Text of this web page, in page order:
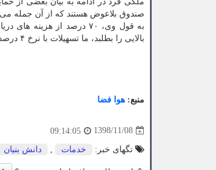
صندوق بلاعوض هستند كه از آن جمله می
به قول وی، ۷۰ درصد از
بالایی را بطلبد، ما تسهیلات با نرخ ۴ درصد در چارچوب وام تولید نمونه اولیه اعطا می نماییم.
منبع: هوا فضا
1398/11/08
09:14:05
تگهای خبر: خدمات دانش بنیان